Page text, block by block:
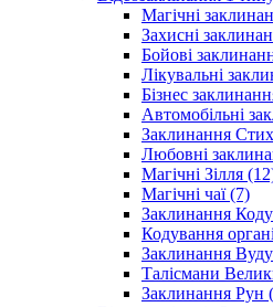
Магічні
Захисні
Бойові
Лікувальні
Бізнес
Автомобільні
Заклинання
Любовні
Магічні Зілля
Магічні чаї (7)
Заклинання
Кодування
Заклинання
Талісмани
Заклинання Рун